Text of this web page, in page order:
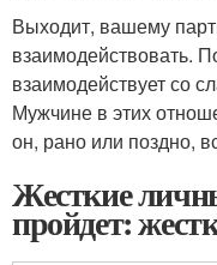
Выходит, вашему
взаимодействовать.
взаимодействует со
Мужчине в этих
он, рано или поздно,
Жесткие
пройдет: